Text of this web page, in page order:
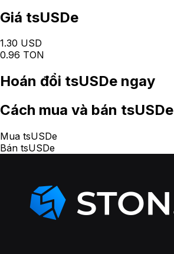
Giá tsUSDe
1.30 USD
0.96 TON
Hoán đổi tsUSDe ngay
Cách mua và bán tsUSDe
Mua tsUSDe
Bán tsUSDe